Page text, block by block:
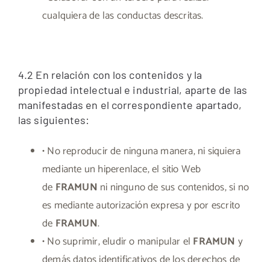
cualquiera de las conductas descritas.
4.2 En relación con los contenidos y la
propiedad intelectual e industrial, aparte de las
manifestadas en el correspondiente apartado,
las siguientes:
• No reproducir de ninguna manera, ni siquiera
mediante un hiperenlace, el sitio Web
de FRAMUN ni ninguno de sus contenidos, si no
es mediante autorización expresa y por escrito
de FRAMUN.
• No suprimir, eludir o manipular el FRAMUN y